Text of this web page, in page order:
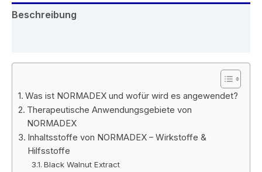
Beschreibung
Was ist NORMADEX und wofür wird es angewendet?
Therapeutische Anwendungsgebiete von
NORMADEX
Inhaltsstoffe von NORMADEX – Wirkstoffe &
Hilfsstoffe
Black Walnut Extract